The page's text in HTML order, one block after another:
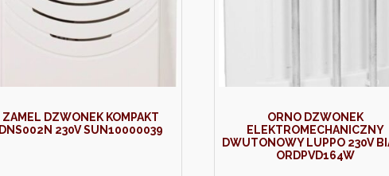
ZAMEL DZWONEK KOMPAKT
DNS002N 230V SUN10000039
ORNO DZWONEK
ELEKTROMECHANICZNY
DWUTONOWY LUPPO 230V
ORDPVD164W